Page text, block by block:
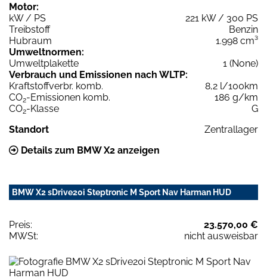
Motor:
kW / PS
221 kW / 300 PS
Treibstoff
Benzin
Hubraum
1.998 cm³
Umweltnormen:
Umweltplakette
1 (None)
Verbrauch und Emissionen nach WLTP:
Kraftstoffverbr. komb.
8,2 l/100km
CO2-Emissionen komb.
186 g/km
CO2-Klasse
G
Standort
Zentrallager
Details zum BMW X2 anzeigen
BMW X2 sDrive20i Steptronic M Sport Nav Harman HUD
Preis:
23.570,00 €
MWSt:
nicht ausweisbar